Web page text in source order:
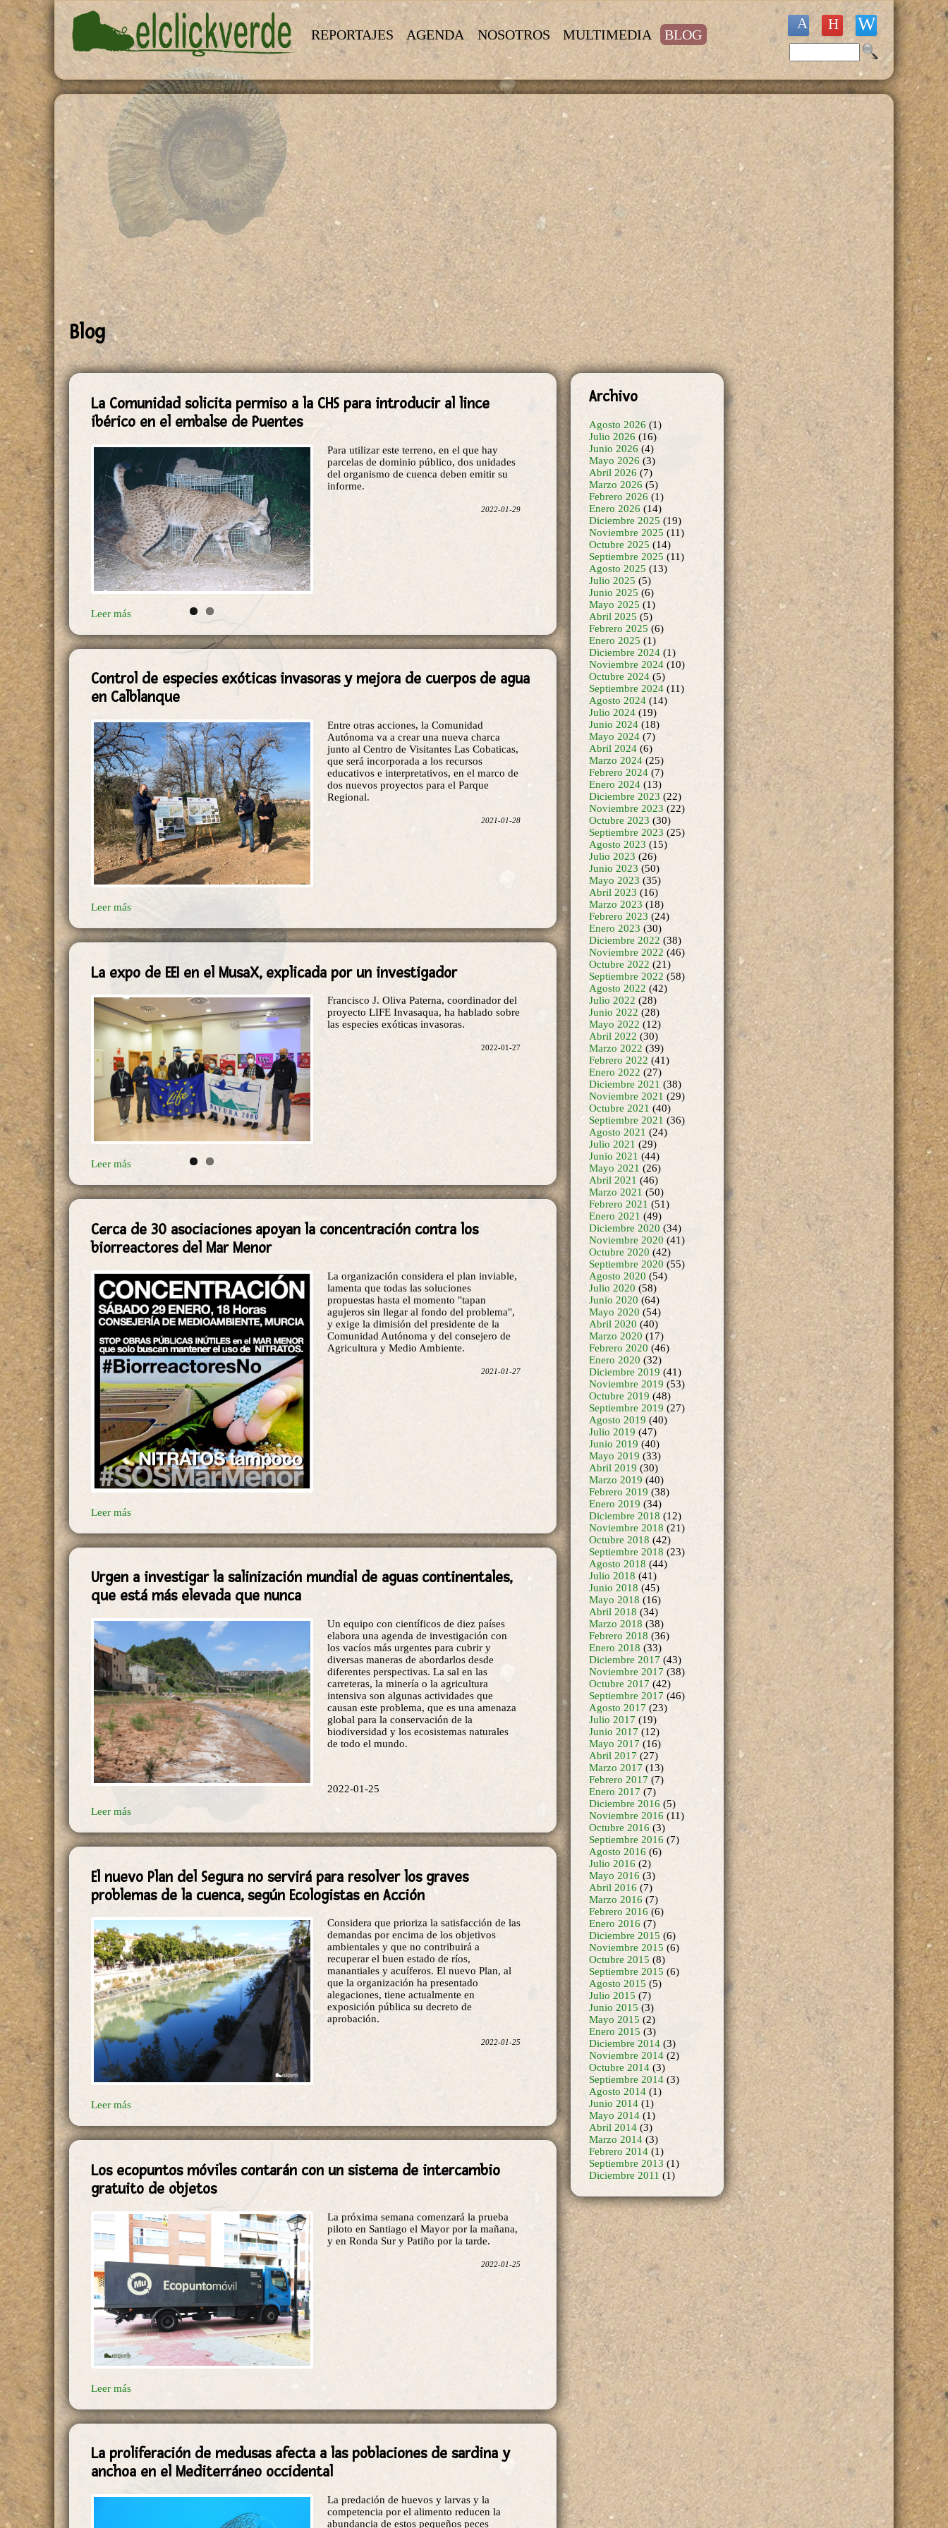
Pasar al contenido principal
REPORTAJES AGENDA NOSOTROS MULTIMEDIA BLOG
Formulario de búsqueda
Blog
La Comunidad solicita permiso a la CHS para introducir al lince
ibérico en el embalse de Puentes
Para utilizar este terreno, en el que hay
parcelas de dominio público, dos unidades
del organismo de cuenca deben emitir su
informe.
2022-01-29
Leer más
en Calblanque
Autónoma va a crear una nueva charca
junto al Centro de Visitantes Las Cobaticas,
que será incorporada a los recursos
educativos e interpretativos, en el marco de
dos nuevos proyectos para el Parque
Regional.
Leer más
Francisco J. Oliva Paterna, coordinador del
proyecto LIFE Invasaqua, ha hablado sobre
las especies exóticas invasoras.
Leer más
biorreactores del Mar Menor
propuestas hasta el momento "tapan
agujeros sin llegar al fondo del problema",
y exige la dimisión del presidente de la
Comunidad Autónoma y del consejero de
Agricultura y Medio Ambiente.
Leer más
que está más elevada que nunca
los vacíos más urgentes para cubrir y
diversas maneras de abordarlos desde
diferentes perspectivas. La sal en las
carreteras, la minería o la agricultura
intensiva son algunas actividades que
causan este problema, que es una amenaza
global para la conservación de la
biodiversidad y los ecosistemas naturales
de todo el mundo.
Leer más
problemas de la cuenca, según Ecologistas en Acción
Considera que prioriza la satisfacción de las
ambientales y que no contribuirá a
recuperar el buen estado de ríos,
manantiales y acuíferos. El nuevo Plan, al
que la organización ha presentado
alegaciones, tiene actualmente en
exposición pública su decreto de
aprobación.
Leer más
gratuito de objetos
y en Ronda Sur y Patiño por la tarde.
2022-01-25
Leer más
anchoa en el Mediterráneo occidental
La predación de huevos y larvas y la
abundancia de estos pequeños peces
pelágicos.
Archivo
Agosto 2026 (1)
Julio 2026 (16)
Junio 2026 (4)
Mayo 2026 (3)
Abril 2026 (7)
Marzo 2026 (5)
Febrero 2026 (1)
Enero 2026 (14)
Diciembre 2025 (19)
Noviembre 2025 (11)
Octubre 2025 (14)
Septiembre 2025 (11)
Agosto 2025 (13)
Julio 2025 (5)
Junio 2025 (6)
Mayo 2025 (1)
Abril 2025 (5)
Febrero 2025 (6)
Enero 2025 (1)
Diciembre 2024(1)
Noviembre 2024(10)
Octubre 2024(5)
Septiembre 2024(11)
Agosto 2024(14)
Julio 2024(19)
Junio 2024(18)
Mayo 2024(7)
Abril 2024(6)
Marzo 2024(25)
Febrero 2024(7)
Enero 2024(13)
Diciembre 2023 (22)
Noviembre 2023 (22)
Octubre 2023 (30)
Septiembre 2023 (25)
Agosto 2023 (15)
Julio 2023 (26)
Junio 2023 (50)
Mayo 2023 (35)
Abril 2023 (16)
Marzo 2023 (18)
Febrero 2023 (24)
Enero 2023 (30)
Diciembre 2022 (38)
Noviembre 2022 (46)
Octubre 2022 (21)
Septiembre 2022 (58)
Agosto 2022 (42)
Julio 2022 (28)
Junio 2022 (28)
Mayo 2022 (12)
Abril 2022 (30)
Marzo 2022 (39)
Febrero 2022 (41)
Enero 2022 (27)
Diciembre 2021 (38)
Noviembre 2021 (29)
Octubre 2021 (40)
Septiembre 2021 (36)
Agosto 2021 (24)
Julio 2021 (29)
Junio 2021 (44)
Mayo 2021 (26)
Abril 2021 (46)
Marzo 2021 (50)
Febrero 2021 (51)
Enero 2021 (49)
Diciembre 2020 (34)
Noviembre 2020 (41)
Octubre 2020 (42)
Septiembre 2020 (55)
Agosto 2020 (54)
Julio 2020 (58)
Junio 2020 (64)
Mayo 2020 (54)
Abril 2020 (40)
Marzo 2020 (17)
Febrero 2020 (46)
Enero 2020 (32)
Diciembre 2019 (41)
Noviembre 2019 (53)
Octubre 2019 (48)
Septiembre 2019 (27)
Agosto 2019 (40)
Julio 2019 (47)
Junio 2019 (40)
Mayo 2019 (33)
Abril 2019 (30)
Marzo 2019 (40)
Febrero 2019 (38)
Enero 2019 (34)
Diciembre 2018 (12)
Noviembre 2018 (21)
Octubre 2018 (42)
Septiembre 2018 (23)
Agosto 2018 (44)
Julio 2018 (41)
Junio 2018 (45)
Mayo 2018 (16)
Abril 2018 (34)
Marzo 2018 (38)
Febrero 2018 (36)
Enero 2018 (33)
Diciembre 2017 (43)
Noviembre 2017 (38)
Octubre 2017 (42)
Septiembre 2017 (46)
Agosto 2017 (23)
Julio 2017 (19)
Junio 2017 (12)
Mayo 2017 (16)
Abril 2017 (27)
Marzo 2017 (13)
Febrero 2017 (7)
Enero 2017 (7)
Diciembre 2016 (5)
Noviembre 2016 (11)
Octubre 2016 (3)
Septiembre 2016 (7)
Agosto 2016 (6)
Julio 2016 (2)
Mayo 2016 (3)
Abril 2016 (7)
Marzo 2016 (7)
Febrero 2016 (6)
Enero 2016 (7)
Diciembre 2015 (6)
Noviembre 2015 (6)
Octubre 2015 (8)
Septiembre 2015 (6)
Agosto 2015 (5)
Julio 2015 (7)
Junio 2015 (3)
Mayo 2015 (2)
Enero 2015 (3)
Diciembre 2014(3)
Noviembre 2014(2)
Octubre 2014(3)
Septiembre 2014(3)
Agosto 2014(1)
Junio 2014(1)
Mayo 2014(1)
Abril 2014(3)
Marzo 2014(3)
Febrero 2014(1)
Septiembre 2013 (1)
Diciembre 2011 (1)